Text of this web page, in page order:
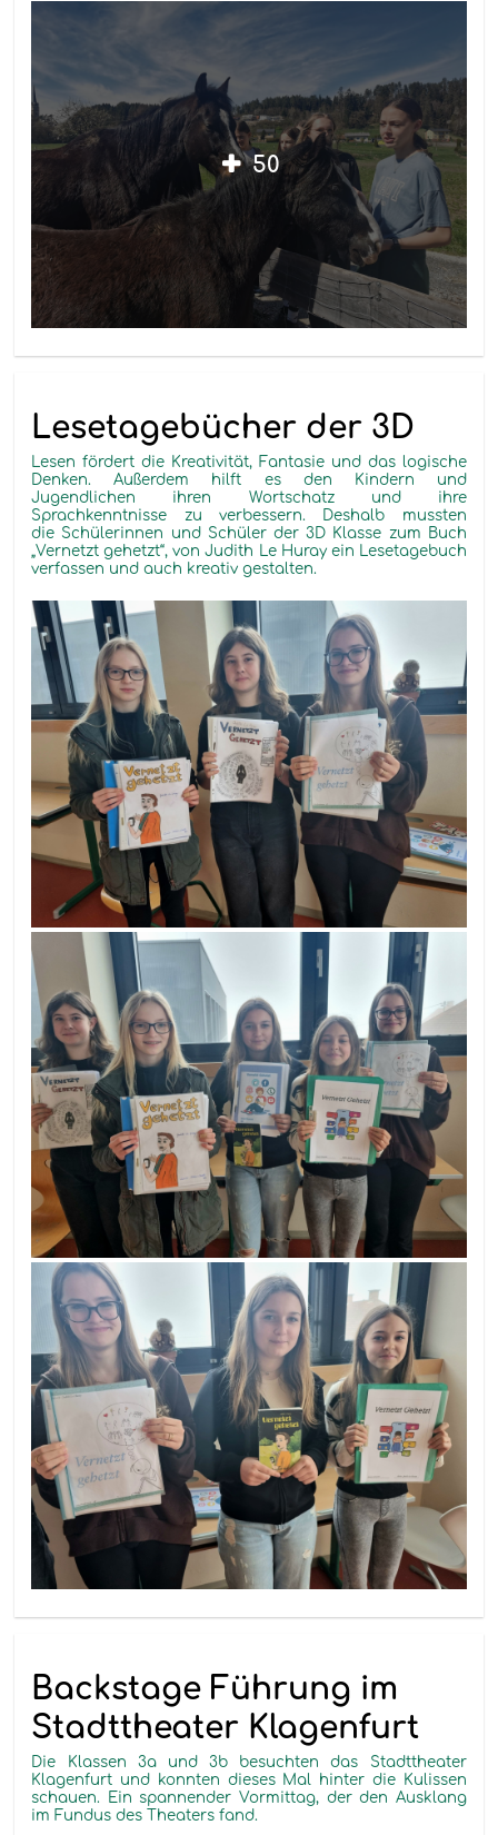
50
Lesetagebücher der 3D
Lesen fördert die Kreativität, Fantasie und das logische
Denken. Außerdem hilft es den Kindern und
Jugendlichen ihren Wortschatz und ihre
Sprachkenntnisse zu verbessern. Deshalb mussten
die Schülerinnen und Schüler der 3D Klasse zum Buch
„Vernetzt gehetzt“, von Judith Le Huray ein Lesetagebuch
verfassen und auch kreativ gestalten.
Backstage Führung im
Stadttheater Klagenfurt
Die Klassen 3a und 3b besuchten das Stadttheater
Klagenfurt und konnten dieses Mal hinter die Kulissen
schauen. Ein spannender Vormittag, der den Ausklang
im Fundus des Theaters fand.